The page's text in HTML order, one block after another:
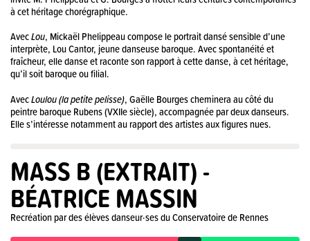
à cet héritage chorégraphique.
AvecLou, Mickaël Phelippeau compose le portrait dansé sensible d’une
interprète, Lou Cantor, jeune danseuse baroque. Avec spontanéité et
fraîcheur, elle danse et raconte son rapport à cette danse, à cet héritage,
qu’il soit baroque ou filial.
AvecLoulou (la petite pelisse), Gaëlle Bourges cheminera au côté du
peintre baroque Rubens (VXIIe siècle), accompagnée par deux danseurs.
Elle s’intéresse notamment au rapport des artistes aux figures nues.
MASS B (EXTRAIT) -
BÉATRICE MASSIN
Recréation par des élèves danseur·ses du Conservatoire de Rennes